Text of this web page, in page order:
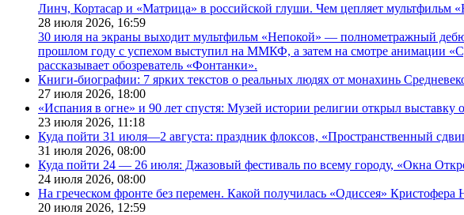
Линч, Кортасар и «Матрица» в российской глуши. Чем цепляет мультфильм
28 июля 2026, 16:59
30 июля на экраны выходит мультфильм «Непокой» — полнометражный
прошлом году с успехом выступил на ММКФ, а затем на смотре анимации
рассказывает обозреватель «Фонтанки».
Книги-биографии: 7 ярких текстов о реальных людях от монахинь
27 июля 2026, 18:00
«Испания в огне» и 90 лет спустя: Музей истории религии открыл выставку
23 июля 2026, 11:18
Куда пойти 31 июля—2 августа: праздник флоксов, «Пространственный
31 июля 2026, 08:00
Куда пойти 24 — 26 июля: Джазовый фестиваль по всему городу, «Окна
24 июля 2026, 08:00
На греческом фронте без перемен. Какой получилась «Одиссея» Кристофера
20 июля 2026, 12:59